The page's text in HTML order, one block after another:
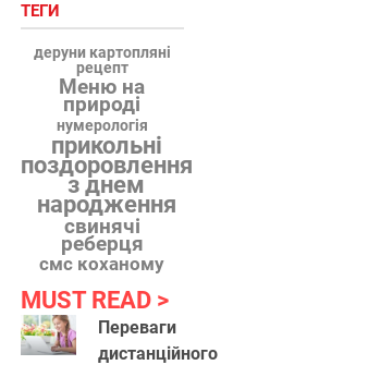
ТЕГИ
деруни картопляні
рецепт
Меню на
природі
нумерологія
прикольні
поздоровлення
з днем
народження
свинячі
реберця
смс коханому
MUST READ
Переваги
дистанційного